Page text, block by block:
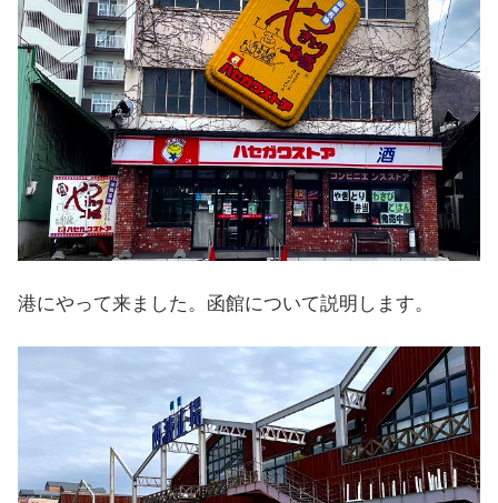
港にやって来ました。函館について説明します。